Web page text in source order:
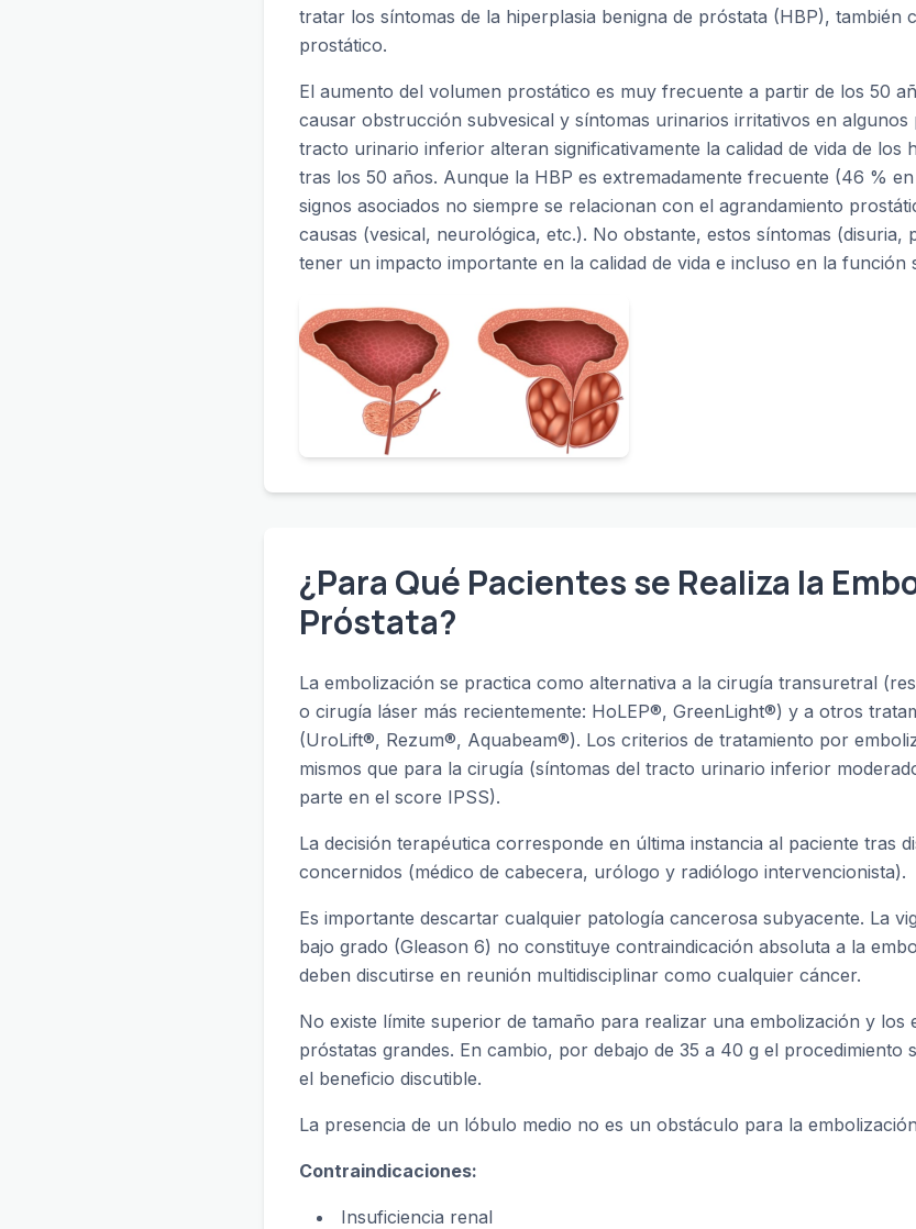
tratar los síntomas de la hiperplasia benigna de próstata (HBP), también
prostático.
El aumento del volumen prostático es muy frecuente a partir de los 50
causar obstrucción subvesical y síntomas urinarios irritativos en algunos
tracto urinario inferior alteran significativamente la calidad de vida de los
tras los 50 años. Aunque la HBP es extremadamente frecuente (46 %
signos asociados no siempre se relacionan con el agrandamiento
causas (vesical, neurológica, etc.). No obstante, estos síntomas (disuria,
tener un impacto importante en la calidad de vida e incluso en la función
¿Para Qué Pacientes se Realiza la
Próstata?
La embolización se practica como alternativa a la cirugía transuretral
o cirugía láser más recientemente: HoLEP®, GreenLight®) y a otros
(UroLift®, Rezum®, Aquabeam®). Los criterios de tratamiento por
mismos que para la cirugía (síntomas del tracto urinario inferior
parte en el score IPSS).
La decisión terapéutica corresponde en última instancia al paciente tras
concernidos (médico de cabecera, urólogo y radiólogo intervencionista).
Es importante descartar cualquier patología cancerosa subyacente. La
bajo grado (Gleason 6) no constituye contraindicación absoluta a la
deben discutirse en reunión multidisciplinar como cualquier cáncer.
No existe límite superior de tamaño para realizar una embolización y los
próstatas grandes. En cambio, por debajo de 35 a 40 g el procedimiento
el beneficio discutible.
La presencia de un lóbulo medio no es un obstáculo para la
Contraindicaciones:
Insuficiencia renal